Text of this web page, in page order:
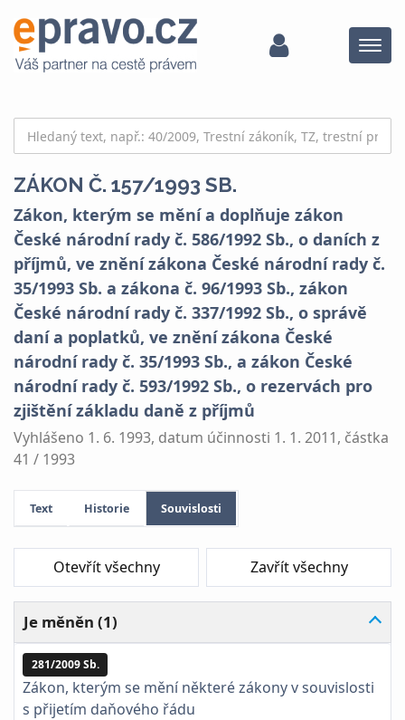
Menu
ZÁKON Č. 157/1993 SB.
Zákon, kterým se mění a doplňuje zákon
České národní rady č. 586/1992 Sb., o daních z
příjmů, ve znění zákona České národní rady č.
35/1993 Sb. a zákona č. 96/1993 Sb., zákon
České národní rady č. 337/1992 Sb., o správě
daní a poplatků, ve znění zákona České
národní rady č. 35/1993 Sb., a zákon České
národní rady č. 593/1992 Sb., o rezervách pro
zjištění základu daně z příjmů
Vyhlášeno 1. 6. 1993, datum účinnosti 1. 1. 2011, částka
41 / 1993
Text Historie Souvislosti
Otevřít všechny Zavřít všechny
Je měněn (1)
281/2009 Sb.
Zákon, kterým se mění některé zákony v souvislosti
s přijetím daňového řádu